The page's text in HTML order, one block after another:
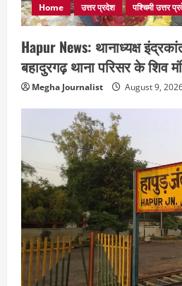
Home उत्तर प्रदेश पश्चिमी उत्तर
Hapur News: थानाध्यक्ष
बहादुरगढ़ थाना परिसर के शिव
Megha Journalist August 9,